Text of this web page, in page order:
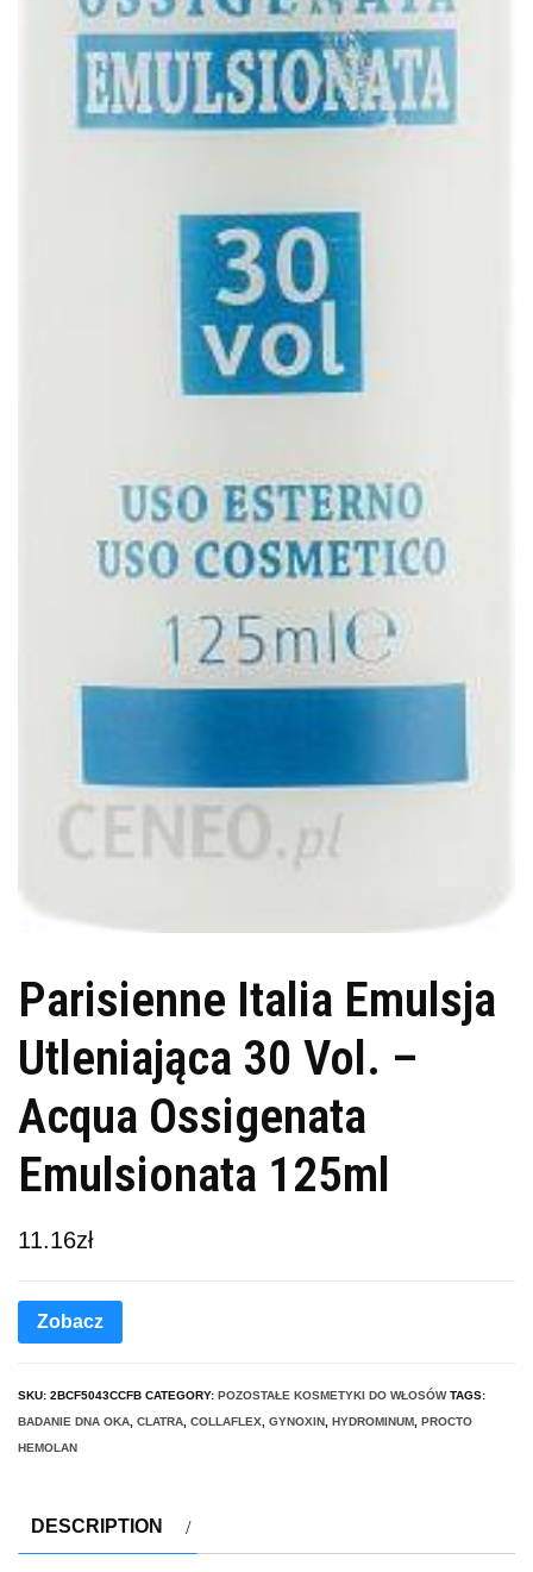
Parisienne Italia Emulsja
Utleniająca 30 Vol. –
Acqua Ossigenata
Emulsionata 125ml
11.16zł
Zobacz
SKU: 2BCF5043CCFB CATEGORY: POZOSTAŁE KOSMETYKI DO WŁOSÓW TAGS:
BADANIE DNA OKA CLATRA COLLAFLEX GYNOXIN HYDROMINUM PROCTO
HEMOLAN
DESCRIPTION